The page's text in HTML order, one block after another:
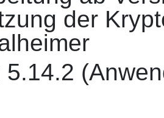
der
5.14.2